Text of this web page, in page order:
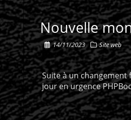
Nouvelle
14/11/2023 Site web
Suite à un
jour en urgence